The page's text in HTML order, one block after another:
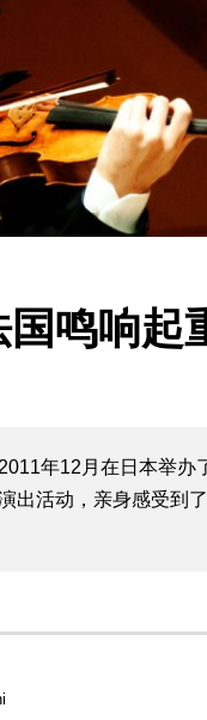
鸣响起
年12月在日本举办
出活动，亲身感受到了